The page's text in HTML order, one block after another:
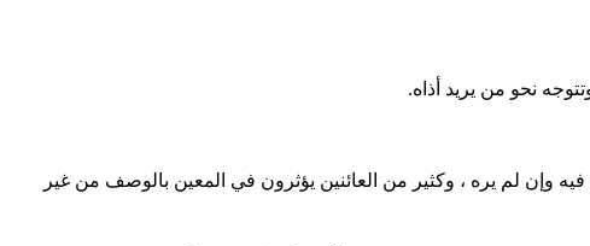
نحو من يريد أذاه.
وإن لم يره ، وكثير من العائنين يؤثرون في المعين بالوصف من غير